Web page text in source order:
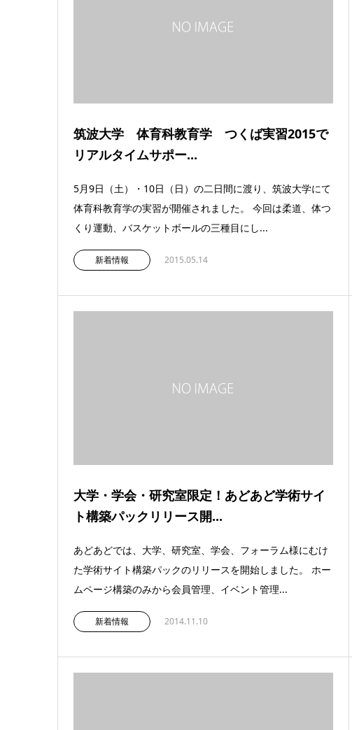
筑波大学 体育科教育学 つくば実習2015で
リアルタイムサポー...
5月9日（土）・10日（日）の二日間に渡り、筑波大学にて
体育科教育学の実習が開催されました。 今回は柔道、体つ
くり運動、バスケットボールの三種目にし...
新着情報 2015.05.14
大学・学会・研究室限定！あどあど学術サイ
ト構築パックリリース開...
あどあどでは、大学、研究室、学会、フォーラム様にむけ
た学術サイト構築パックのリリースを開始しました。 ホー
ムページ構築のみから会員管理、イベント管理...
新着情報 2014.11.10